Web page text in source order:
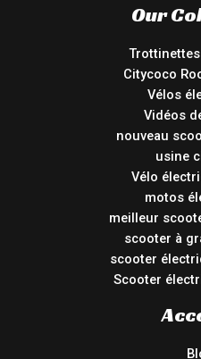
Our
Citycoco
Vélos
Vidéos
nouveau
usine
Vélo
motos
meilleur
scooter à
scooter
Scooter